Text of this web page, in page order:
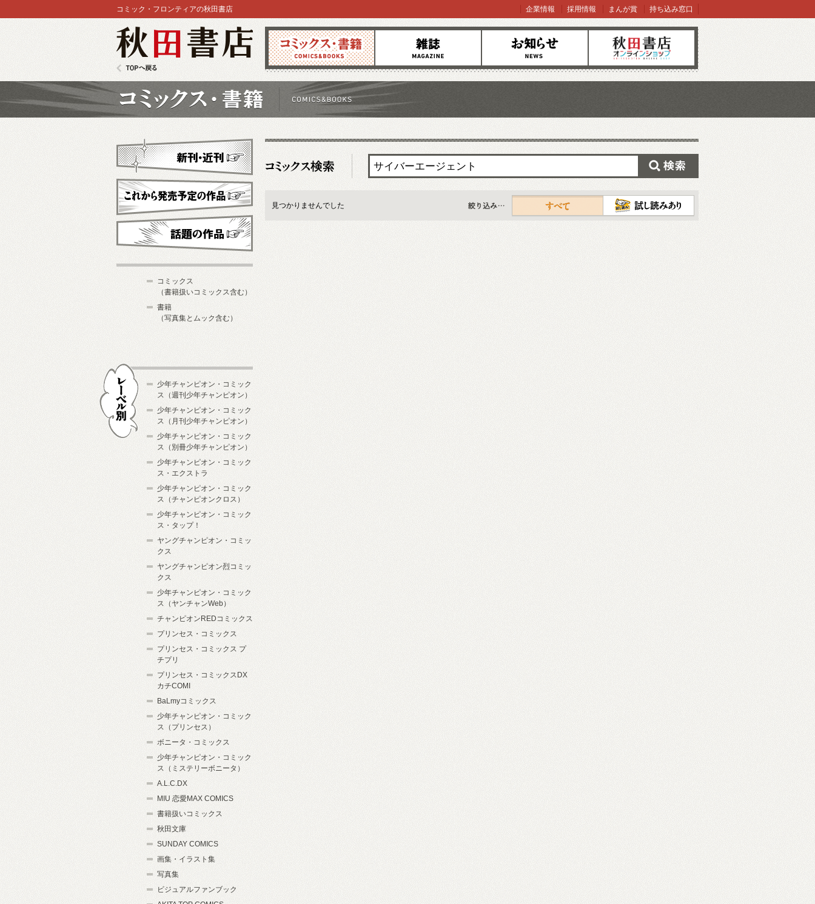
コミックス 雑誌 お知らせ オンラインショップ
コミック・フロンティアの秋田書店 企業情報 採用情報 まんが賞 持ち込み窓口
見つかりませんでした
すべて
新刊・近刊
これから発売予定
コミックス
（書籍扱いコミックス含む）
書籍
（写真集とムック含む）
少年チャンピオン・コミック
ス（週刊少年チャンピオン）
少年チャンピオン・コミック
ス（月刊少年チャンピオン）
少年チャンピオン・コミック
ス（別冊少年チャンピオン）
少年チャンピオン・コミック
ス・エクストラ
少年チャンピオン・コミック
ス（チャンピオンクロス）
少年チャンピオン・コミック
ス・タップ！
ヤングチャンピオン・コミッ
クス
ヤングチャンピオン烈コミッ
クス
少年チャンピオン・コミック
ス（ヤンチャンWeb）
チャンピオンREDコミックス
プリンセス・コミックス
プリンセス・コミックス プ
チプリ
プリンセス・コミックスDX
カチCOMI
BaLmyコミックス
少年チャンピオン・コミック
ス（プリンセス）
ボニータ・コミックス
少年チャンピオン・コミック
ス（ミステリーボニータ）
A.L.C.DX
MIU 恋愛MAX COMICS
書籍扱いコミックス
秋田文庫
SUNDAY COMICS
画集・イラスト集
写真集
ビジュアルファンブック